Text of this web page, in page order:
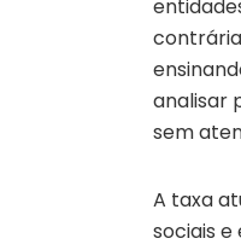
contrária
analisar
sem
A taxa
sociais